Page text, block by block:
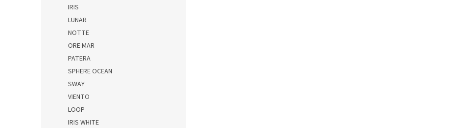
IRIS
LUNAR
NOTTE
ORE MAR
PATERA
SPHERE OCEAN
SWAY
VIENTO
LOOP
IRIS WHITE